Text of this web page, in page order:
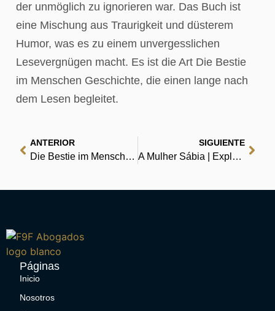
der unmöglich zu ignorieren war. Das Buch ist
eine Mischung aus Traurigkeit und düsterem
Humor, was es zu einem unvergesslichen
Lesevergnügen macht. Es ist die Art Die Bestie
im Menschen Geschichte, die einen lange nach
dem Lesen begleitet.
ANTERIOR
Die Bestie im Menschen – (E-Book, EPUB)
SIGUIENTE
A Mulher Sábia | Explorador de Livros em PDF
Páginas
Inicio
Nosotros